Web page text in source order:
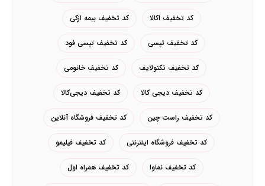
کد تخفیف اکالا کد تخفیف بیمه ازکی
کد تخفیف تپسی کد تخفیف تپسی فود
کد تخفیف تکنولایف کد تخفیف خانومی
کد تخفیف دیجی کالا کد تخفیف دیجی‌کالا
کد تخفیف راست چین کد تخفیف فروشگاه آنلاین
کد تخفیف فروشگاه اینترنتی کد تخفیف فیلیمو
کد تخفیف نماوا کد تخفیف همراه اول